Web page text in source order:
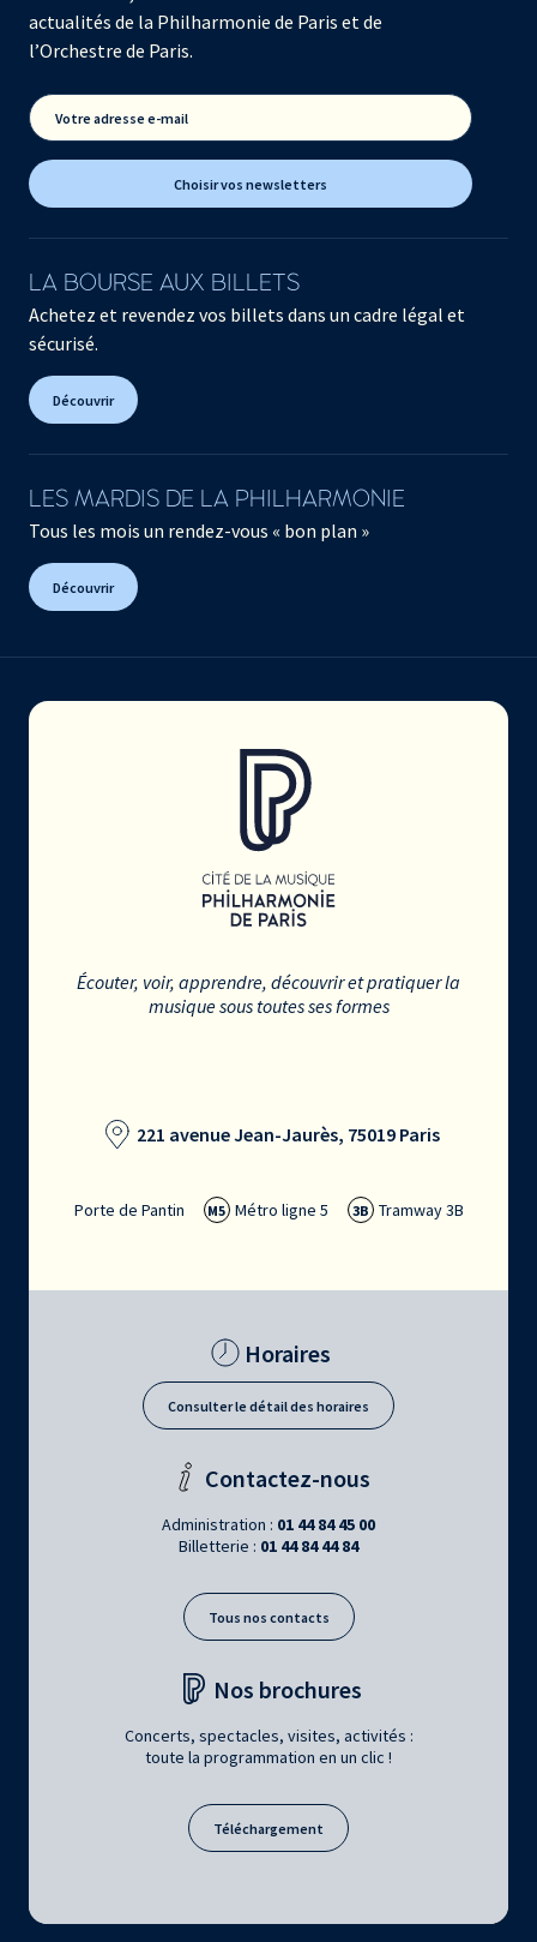
actualités de la Philharmonie de Paris et de
l’Orchestre de Paris.
Votre adresse e-mail
Choisir vos newsletters
LA BOURSE AUX BILLETS
Achetez et revendez vos billets dans un cadre légal et
sécurisé.
Découvrir
LES MARDIS DE LA PHILHARMONIE
Tous les mois un rendez-vous « bon plan »
Découvrir
Écouter, voir, apprendre, découvrir et pratiquer la
musique sous toutes ses formes
221 avenue Jean-Jaurès, 75019 Paris
Porte de Pantin M5 Métro ligne 5 3B Tramway 3B
Horaires
Consulter le détail des horaires
Contactez-nous
Administration : 01 44 84 45 00
Billetterie : 01 44 84 44 84
Tous nos contacts
Nos brochures
Concerts, spectacles, visites, activités :
toute la programmation en un clic !
Téléchargement